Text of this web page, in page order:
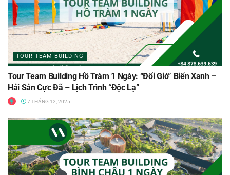
TOUR TEAM BUILDING
Tour Team Building Hồ Tràm 1 Ngày: “Đổi Gió” Biển Xanh –
Hải Sản Cực Đã – Lịch Trình “Độc Lạ”
7 THÁNG 12, 2025